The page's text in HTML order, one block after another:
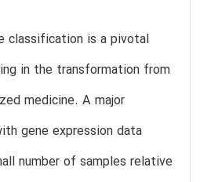
classification is a pivotal
in the transformation from
medicine. A major
gene expression data
number of samples relative